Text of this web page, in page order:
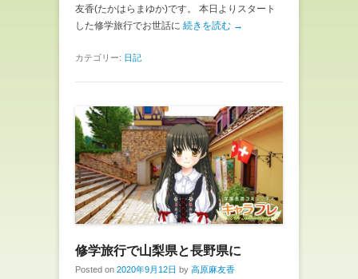
友香(たかはらまゆか)です。 本日よりスタート
した修学旅行でお世話に 続きを読む →
カテゴリー: 日記
修学旅行で山梨県と長野県に
Posted on 2020年9月12日 by 高原麻友香